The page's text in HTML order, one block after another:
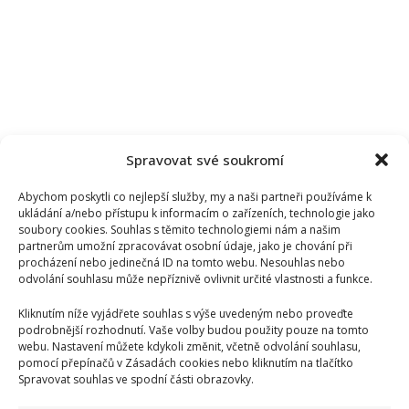
Spravovat své soukromí
Abychom poskytli co nejlepší služby, my a naši partneři používáme k
ukládání a/nebo přístupu k informacím o zařízeních, technologie jako
soubory cookies. Souhlas s těmito technologiemi nám a našim
partnerům umožní zpracovávat osobní údaje, jako je chování při
procházení nebo jedinečná ID na tomto webu. Nesouhlas nebo
odvolání souhlasu může nepříznivě ovlivnit určité vlastnosti a funkce.
Kliknutím níže vyjádřete souhlas s výše uvedeným nebo proveďte
podrobnější rozhodnutí. Vaše volby budou použity pouze na tomto
webu. Nastavení můžete kdykoli změnit, včetně odvolání souhlasu,
pomocí přepínačů v Zásadách cookies nebo kliknutím na tlačítko
Spravovat souhlas ve spodní části obrazovky.